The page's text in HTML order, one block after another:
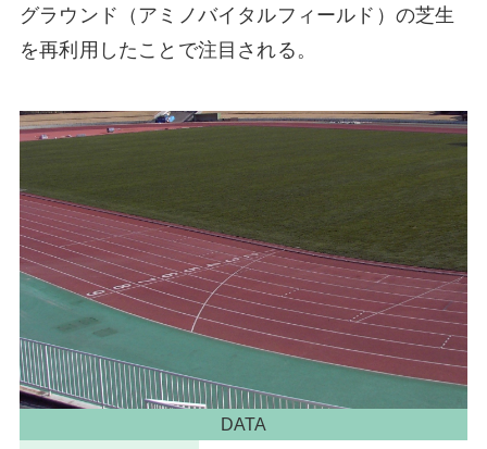
グラウンド（アミノバイタルフィールド）の芝生
を再利用したことで注目される。
DATA